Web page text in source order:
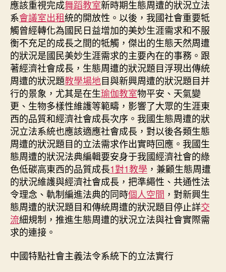
應該重視完成舞蹈教室新時期生態周遭的狀況立法
系會議室出租統的開放性。以後，我國社會重要牴
觸曾經轉化為國民日益增加的美妙生涯需求和不服
衡不充足的成長之間的牴觸，傑出的生態天然周遭
的狀況是國民美妙生涯需求的主要內在的事務。跟
著經濟社會成長，生態周遭的狀況題目浮現出傳統
周遭的狀況題教學場地目與新興周遭的狀況題目并
行的景象，尤其是在生瑜伽教室物平安、天氣變
更、生物多樣性維護等範疇，影響了大眾的生涯東
西的品質和經濟社會成長次序。我國生態周遭的狀
況立法系統也應該適應社會成長，對以後各類生態
周遭的狀況題目的立法需求作出實時回應。我國生
態周遭的狀況法典編輯要安身于我國經濟社會的綠
色低碳高東西的品質成長1對1教學 ，兼顧生態周遭
的狀況維護與經濟社會成長，把準繩性、共通性法
令理念、軌制編進法典的同時個人空間 ，對新興生
態周遭的狀況題目和傳統周遭的狀況題目停止詳交
流細規制，推進生態周遭的狀況立法與社會實際需
求的連接。
中國特點社會主義法令系統下的立法實行